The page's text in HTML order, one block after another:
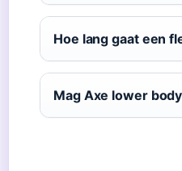
Hoe lang gaat een
Mag Axe lower